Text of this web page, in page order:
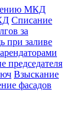
МКД
Списание
за
при заливе
председателя
Взыскание
фасадов